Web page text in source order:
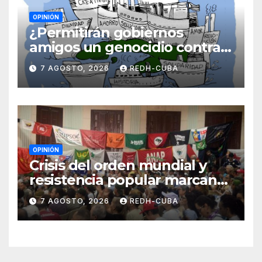
OPINIÓN
¿Permitirán gobiernos
amigos un genocidio contra
Cuba? Por Hedelberto López
Blanch
7 AGOSTO, 2026 REDH-CUBA
OPINIÓN
Crisis del orden mundial y
resistencia popular marcan
el inicio de la IV Asamblea
Continental de ALBA
Movimientos en Cuba
7 AGOSTO, 2026 REDH-CUBA